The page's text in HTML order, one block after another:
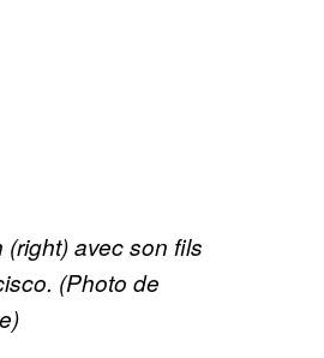
(right) avec son fils
(Photo de